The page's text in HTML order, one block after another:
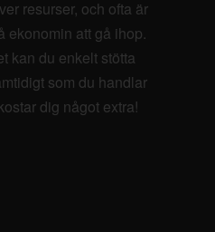
resurser, och ofta är
ekonomin att gå ihop.
kan du enkelt stötta
som du handlar
dig något extra!